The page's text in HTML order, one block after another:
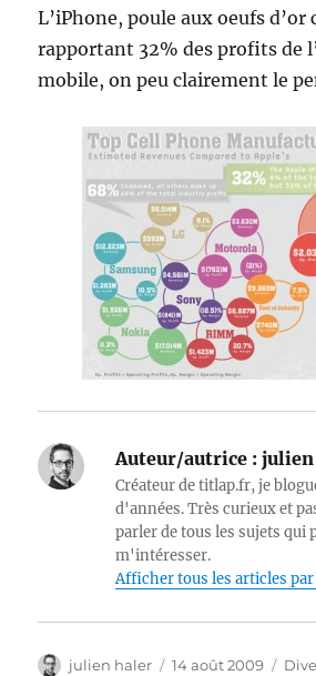
L’iPhone, poule aux oeufs d’or
rapportant 32% des profits de
mobile, on peu clairement le
Auteur/autrice :
Créateur de titlap.fr, je
d'années. Très curieux et
parler de tous les sujets qui
m'intéresser.
Afficher tous les articles
Auteur
julien haler
Publié
14 août 2009